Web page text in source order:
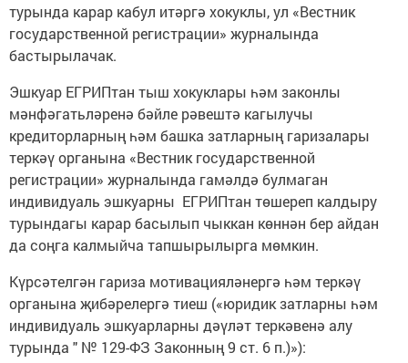
турында карар кабул итәргә хокуклы, ул «Вестник
государственной регистрации» журналында
бастырылачак.
Эшкуар ЕГРИПтан тыш хокуклары һәм законлы
мәнфәгатьләренә бәйле рәвештә кагылучы
кредиторларның һәм башка затларның гаризалары
теркәү органына «Вестник государственной
регистрации» журналында гамәлдә булмаган
индивидуаль эшкуарны ЕГРИПтан төшереп калдыру
турындагы карар басылып чыккан көннән бер айдан
да соңга калмыйча тапшырылырга мөмкин.
Күрсәтелгән гариза мотивацияләнергә һәм теркәү
органына җибәрелергә тиеш («юридик затларны һәм
индивидуаль эшкуарларны дәүләт теркәвенә алу
турында " № 129-ФЗ Законның 9 ст. 6 п.)»):